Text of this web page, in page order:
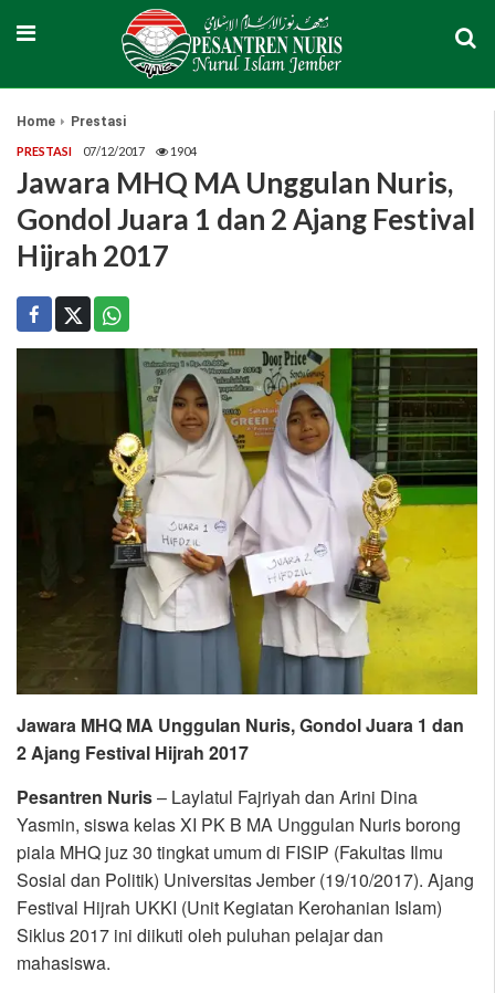
Home Prestasi
PRESTASI 07/12/2017 1904
Jawara MHQ MA Unggulan Nuris,
Gondol Juara 1 dan 2 Ajang Festival
Hijrah 2017
Jawara MHQ MA Unggulan Nuris, Gondol Juara 1 dan
2 Ajang Festival Hijrah 2017
Pesantren Nuris– Laylatul Fajriyah dan Arini Dina
Yasmin, siswa kelas XI PK B MA Unggulan Nuris borong
piala MHQ juz 30 tingkat umum di FISIP (Fakultas Ilmu
Sosial dan Politik) Universitas Jember (19/10/2017). Ajang
Festival Hijrah UKKI (Unit Kegiatan Kerohanian Islam)
Siklus 2017 ini diikuti oleh puluhan pelajar dan
mahasiswa.